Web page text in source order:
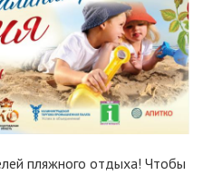
пляжного отдыха! Чтобы